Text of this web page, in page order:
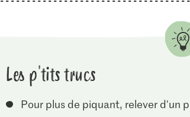
Les p'tits trucs
Pour plus de piquant, relever d'un